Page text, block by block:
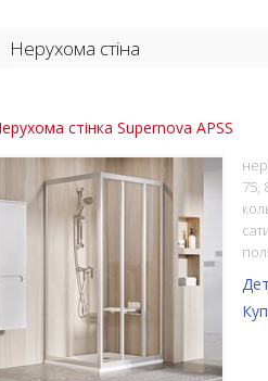
Нерухома стіна
стінка Supernova APSS
75,